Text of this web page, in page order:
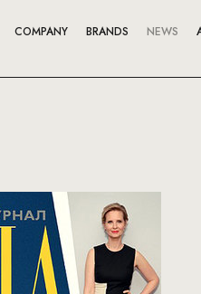
COMPANY BRANDS NEWS